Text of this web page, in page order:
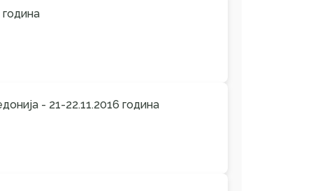
- 21-22.11.2016 година